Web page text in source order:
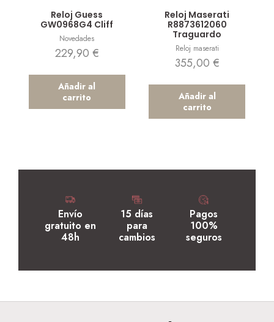
Reloj Guess
GW0968G4 Cliff
Novedades
229,90 €
Añadir al
carrito
Reloj Maserati
R8873612060
Traguardo
Reloj maserati
355,00 €
Añadir al
carrito
Envío
gratuito en
48h
15 días
para
cambios
Pagos
100%
seguros